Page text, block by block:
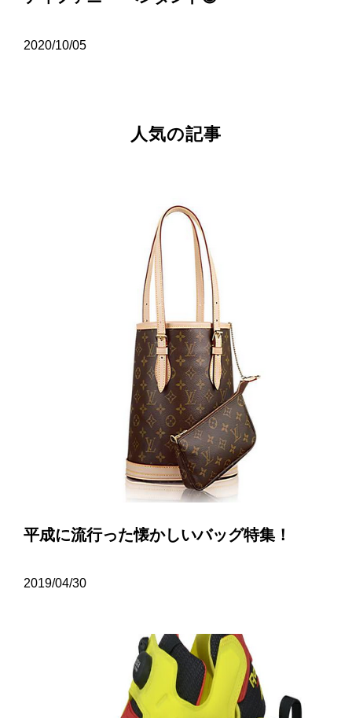
2020/10/05
人気の記事
平成に流行った懐かしいバッグ特集！
2019/04/30